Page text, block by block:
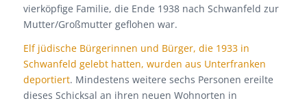
vierköpfige Familie, die Ende 1938 nach Schwanfeld zur
Mutter/Großmutter geflohen war.
Elf jüdische Bürgerinnen und Bürger, die 1933 in
Schwanfeld gelebt hatten, wurden aus Unterfranken
deportiert. Mindestens weitere sechs Personen ereilte
dieses Schicksal an ihren neuen Wohnorten in